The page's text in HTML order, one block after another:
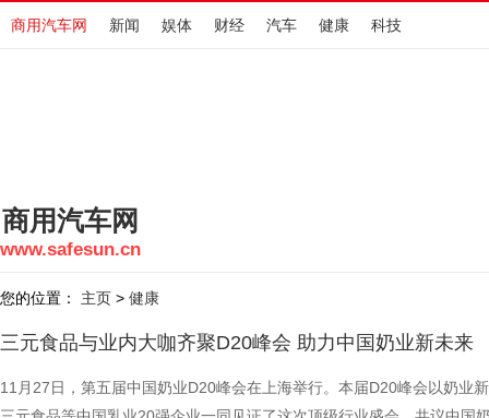
商用汽车网 新闻 娱体 财经 汽车 健康 科技
商用汽车网
www.safesun.cn
您的位置： 主页 > 健康
三元食品与业内大咖齐聚D20峰会 助力中国奶业新未来
11月27日，第五届中国奶业D20峰会在上海举行。本届D20峰会以奶业